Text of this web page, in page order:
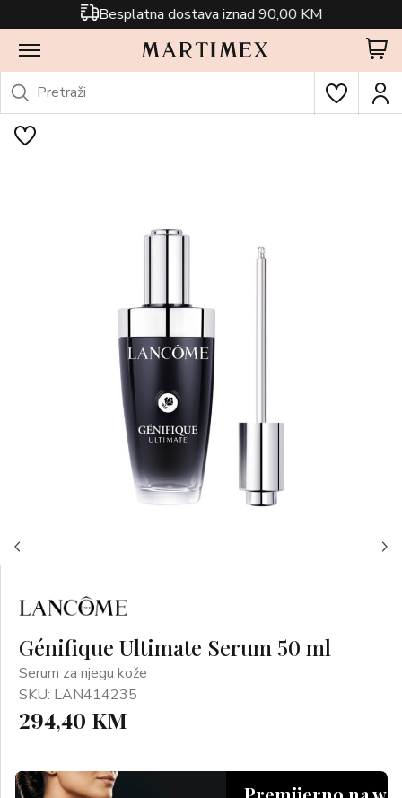
Besplatna dostava iznad 90,00 KM
Génifique Ultimate Serum 50 ml
Serum za njegu kože
SKU: LAN414235
294,40 KM